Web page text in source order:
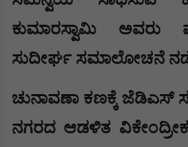
ಕುಮಾರಸ್ವಾಮಿ ಅವರು
ಸುದೀರ್ಘ ಸಮಾಲೋಚನೆ
​ಚುನಾವಣಾ ಕಣಕ್ಕೆ ಜೆಡಿಎಸ್
​ನಗರದ ಆಡಳಿತ